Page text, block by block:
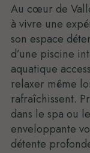
Au cœur de
à vivre une
son espace
d’une piscine
aquatique
relaxer même
rafraîchissent.
dans le spa ou
enveloppante
détente